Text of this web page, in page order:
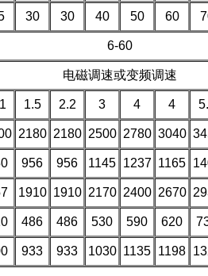
30 30 40 50 60
6-60
电磁调速或变频调速
1.5 2.2 3 4 4
2180 2180 2500 2780 3040
956 956 1145 1237 1165
1910 1910 2170 2400 2670
486 486 530 590 620
933 933 1030 1135 1198